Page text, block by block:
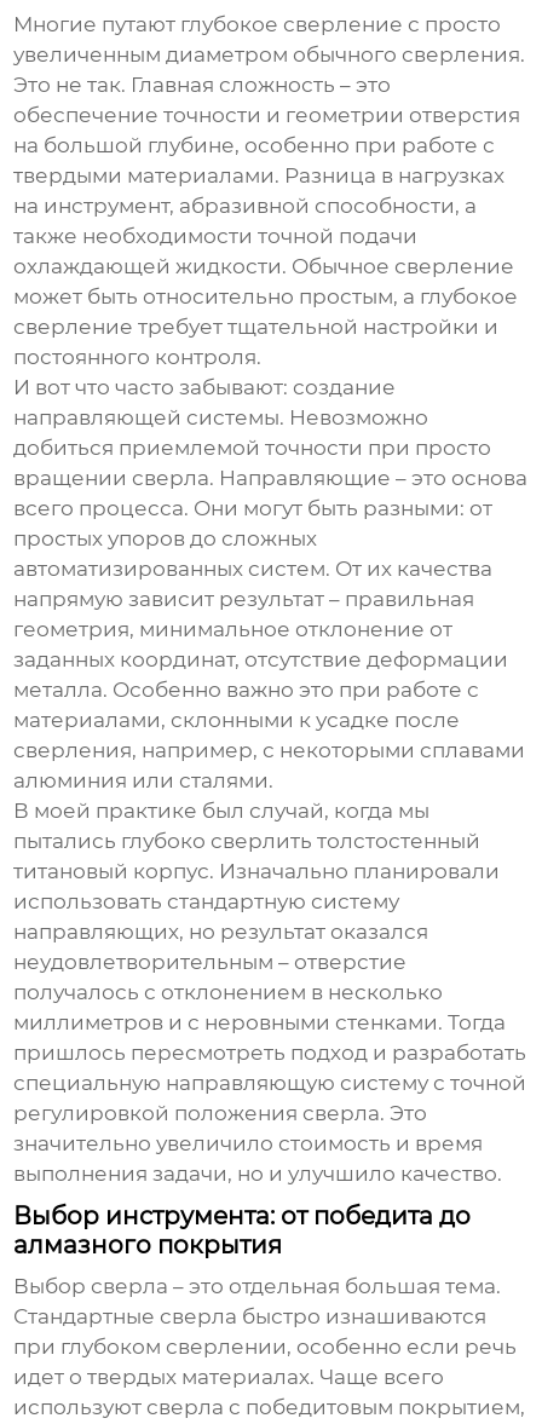
Многие путают глубокое сверление с просто
увеличенным диаметром обычного сверления.
Это не так. Главная сложность – это
обеспечение точности и геометрии отверстия
на большой глубине, особенно при работе с
твердыми материалами. Разница в нагрузках
на инструмент, абразивной способности, а
также необходимости точной подачи
охлаждающей жидкости. Обычное сверление
может быть относительно простым, а глубокое
сверление требует тщательной настройки и
постоянного контроля.
И вот что часто забывают: создание
направляющей системы. Невозможно
добиться приемлемой точности при просто
вращении сверла. Направляющие – это основа
всего процесса. Они могут быть разными: от
простых упоров до сложных
автоматизированных систем. От их качества
напрямую зависит результат – правильная
геометрия, минимальное отклонение от
заданных координат, отсутствие деформации
металла. Особенно важно это при работе с
материалами, склонными к усадке после
сверления, например, с некоторыми сплавами
алюминия или сталями.
В моей практике был случай, когда мы
пытались глубоко сверлить толстостенный
титановый корпус. Изначально планировали
использовать стандартную систему
направляющих, но результат оказался
неудовлетворительным – отверстие
получалось с отклонением в несколько
миллиметров и с неровными стенками. Тогда
пришлось пересмотреть подход и разработать
специальную направляющую систему с точной
регулировкой положения сверла. Это
значительно увеличило стоимость и время
выполнения задачи, но и улучшило качество.
Выбор инструмента: от победита до
алмазного покрытия
Выбор сверла – это отдельная большая тема.
Стандартные сверла быстро изнашиваются
при глубоком сверлении, особенно если речь
идет о твердых материалах. Чаще всего
используют сверла с победитовым покрытием,